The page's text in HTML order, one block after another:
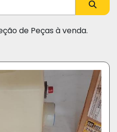
de Peças à venda.